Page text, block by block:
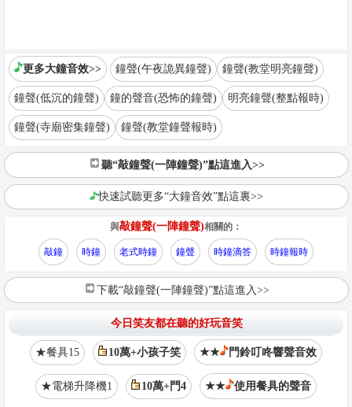
更多大鐘音效>> 鐘聲(午夜詭異鐘聲) 鐘聲(教堂明亮鐘聲)
鐘聲(低沉的鐘聲) 鐘的聲音(恐怖的鐘聲) 明亮鐘聲(整點報時)
鐘聲(寺廟密集鐘聲) 鐘聲(教堂鐘聲報時)
聽“敲鐘聲(一陣鐘聲)”點這進入>>
快速試聽更多“大鐘音效”點這裏>>
與敲鐘聲(一陣鐘聲)相關的：
敲鐘 時鐘 老式時鐘 鐘聲 時鐘滴答 時鐘報時
下載“敲鐘聲(一陣鐘聲)”點這進入>>
今日笑友都在聽的好玩音笑
★餐具15 10萬+小孩子笑 ★★ 門鈴叮咚響聲音效
★電梯升降機1 10萬+門4 ★★ 使用餐具的聲音